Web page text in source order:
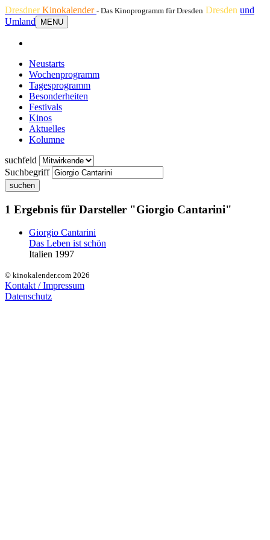
DresdnerKinokalender - Das Kinoprogramm für Dresden Dresden und
Umland
MENU
Neustarts
Wochenprogramm
Tagesprogramm
Besonderheiten
Festivals
Kinos
Aktuelles
Kolumne
suchfeld
Suchbegriff
suchen
1 Ergebnis für Darsteller "Giorgio Cantarini"
Giorgio Cantarini
Das Leben ist schön
Italien 1997
© kinokalender.com 2026
Kontakt / Impressum
Datenschutz